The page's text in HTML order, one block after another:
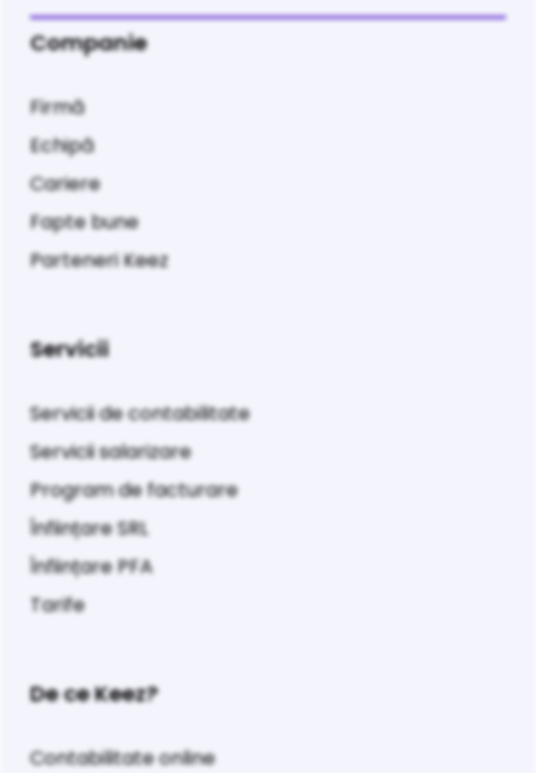
Companie
Firmă
Echipă
Cariere
Fapte bune
Parteneri Keez
Servicii
Servicii de contabilitate
Servicii salarizare
Program de facturare
Înființare SRL
Înființare PFA
Tarife
De ce Keez?
Contabilitate online